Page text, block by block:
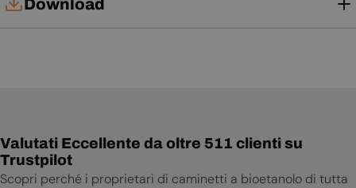
Download
Valutati Eccellente da oltre 511 clienti su
Trustpilot
Scopri perché i proprietari di caminetti a bioetanolo di tutta